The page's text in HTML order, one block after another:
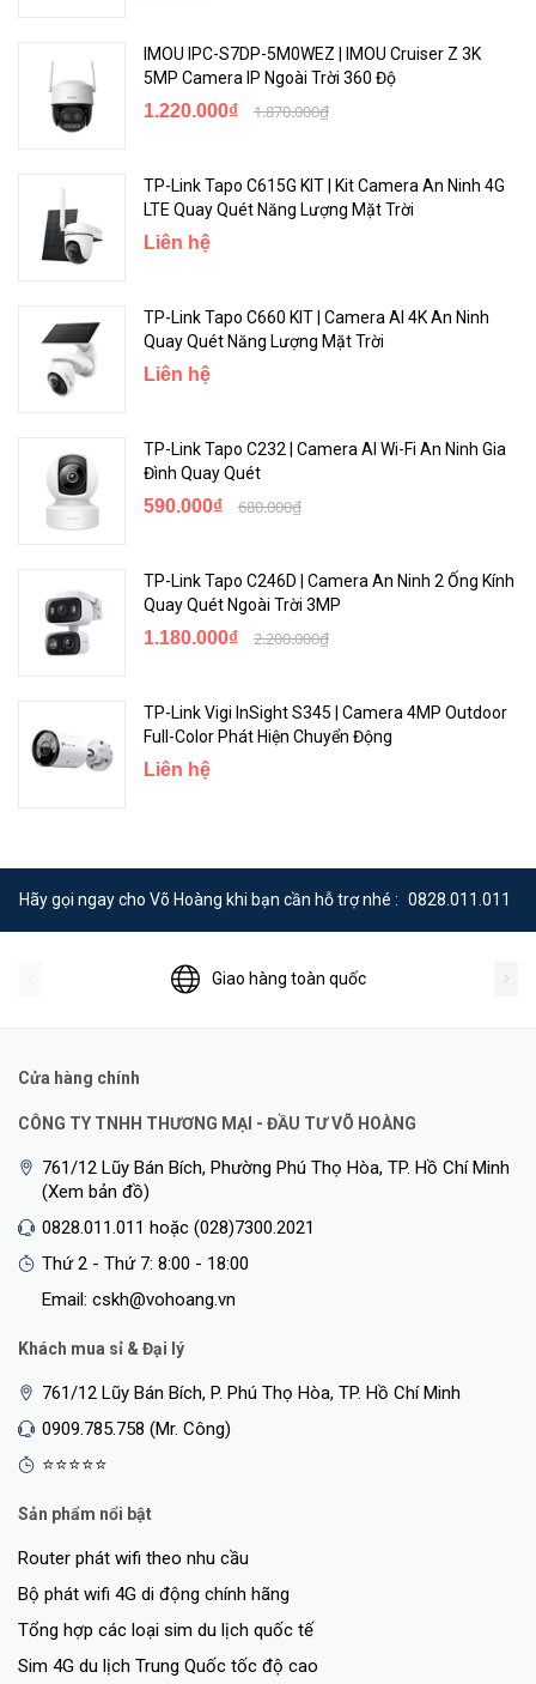
IMOU IPC-S7DP-5M0WEZ | IMOU Cruiser Z 3K
5MP Camera IP Ngoài Trời 360 Độ
1.220.000₫ 1.870.000₫
TP-Link Tapo C615G KIT | Kit Camera An Ninh 4G
LTE Quay Quét Năng Lượng Mặt Trời
Liên hệ
TP-Link Tapo C660 KIT | Camera AI 4K An Ninh
Quay Quét Năng Lượng Mặt Trời
Liên hệ
TP-Link Tapo C232 | Camera AI Wi-Fi An Ninh Gia
Đình Quay Quét
590.000₫ 680.000₫
TP-Link Tapo C246D | Camera An Ninh 2 Ống Kính
Quay Quét Ngoài Trời 3MP
1.180.000₫ 2.200.000₫
TP-Link Vigi InSight S345 | Camera 4MP Outdoor
Full-Color Phát Hiện Chuyển Động
Liên hệ
Hãy gọi ngay cho Võ Hoàng khi bạn cần hỗ trợ nhé : 0828.011.011
Giao hàng toàn quốc
Cửa hàng chính
CÔNG TY TNHH THƯƠNG MẠI - ĐẦU TƯ VÕ HOÀNG
761/12 Lũy Bán Bích, Phường Phú Thọ Hòa, TP. Hồ Chí Minh
(Xem bản đồ)
0828.011.011 hoặc (028)7300.2021
Thứ 2 - Thứ 7: 8:00 - 18:00
Email: cskh@vohoang.vn
Khách mua sỉ & Đại lý
761/12 Lũy Bán Bích, P. Phú Thọ Hòa, TP. Hồ Chí Minh
0909.785.758 (Mr. Công)
⭐⭐⭐⭐⭐
Sản phẩm nổi bật
Router phát wifi theo nhu cầu
Bộ phát wifi 4G di động chính hãng
Tổng hợp các loại sim du lịch quốc tế
Sim 4G du lịch Trung Quốc tốc độ cao